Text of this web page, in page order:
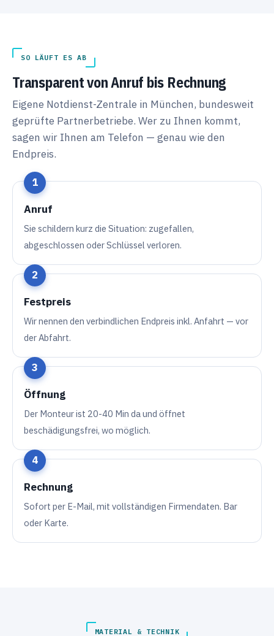
SO LÄUFT ES AB
Transparent von Anruf bis Rechnung
Eigene Notdienst-Zentrale in München, bundesweit
geprüfte Partnerbetriebe. Wer zu Ihnen kommt,
sagen wir Ihnen am Telefon — genau wie den
Endpreis.
Anruf
Sie schildern kurz die Situation: zugefallen,
abgeschlossen oder Schlüssel verloren.
Festpreis
Wir nennen den verbindlichen Endpreis inkl. Anfahrt — vor
der Abfahrt.
Öffnung
Der Monteur ist 20-40 Min da und öffnet
beschädigungsfrei, wo möglich.
Rechnung
Sofort per E-Mail, mit vollständigen Firmendaten. Bar
oder Karte.
MATERIAL & TECHNIK